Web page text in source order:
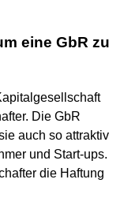
eine GbR zu
Die GbR
auch so attraktiv
und Start-ups.
die Haftung